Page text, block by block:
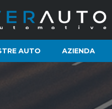
AUTO AZIENDA